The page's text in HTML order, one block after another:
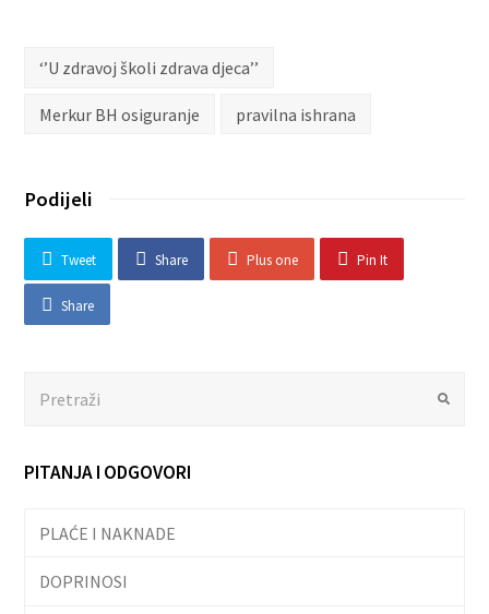
‘’U zdravoj školi zdrava djeca’’
Merkur BH osiguranje pravilna ishrana
Podijeli
Tweet Share Plus one Pin It
Share
Submit
PITANJA I ODGOVORI
PLAĆE I NAKNADE
DOPRINOSI